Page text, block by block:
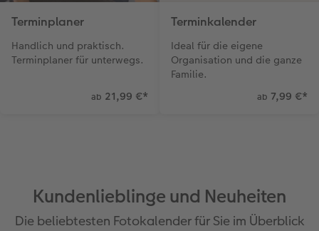
Terminplaner
Handlich und praktisch.
Terminplaner für unterwegs.
ab 21,99 €*
Terminkalender
Ideal für die eigene
Organisation und die ganze
Familie.
ab 7,99 €*
Kundenlieblinge und Neuheiten
Die beliebtesten Fotokalender für Sie im Überblick